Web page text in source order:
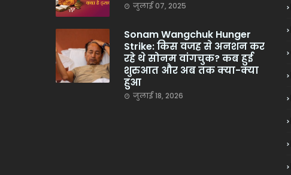
जुलाई 07, 2025
Sonam Wangchuk Hunger
Strike: किस वजह से अनशन कर
रहे थे सोनम वांगचुक? कब हुई
शुरुआत और अब तक क्या-क्या
हुआ
जुलाई 18, 2026